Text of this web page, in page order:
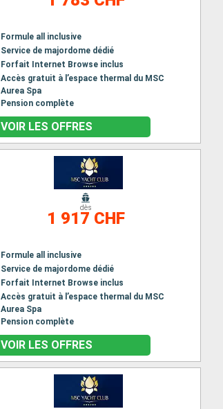
Formule all inclusive
Service de majordome dédié
Forfait Internet Browse inclus
Accès gratuit à l’espace thermal du MSC
Aurea Spa
Pension complète
VOIR LES OFFRES
dès
1 917 CHF
Formule all inclusive
Service de majordome dédié
Forfait Internet Browse inclus
Accès gratuit à l’espace thermal du MSC
Aurea Spa
Pension complète
VOIR LES OFFRES